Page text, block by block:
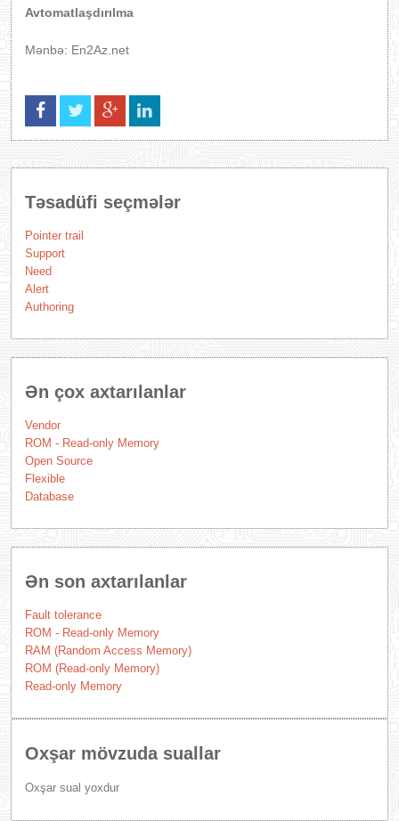
Avtomatlaşdırılma
Mənbə: En2Az.net
Təsadüfi seçmələr
Pointer trail
Support
Need
Alert
Authoring
Ən çox axtarılanlar
Vendor
ROM - Read-only Memory
Open Source
Flexible
Database
Ən son axtarılanlar
Fault tolerance
ROM - Read-only Memory
RAM (Random Access Memory)
ROM (Read-only Memory)
Read-only Memory
Oxşar mövzuda suallar
Oxşar sual yoxdur